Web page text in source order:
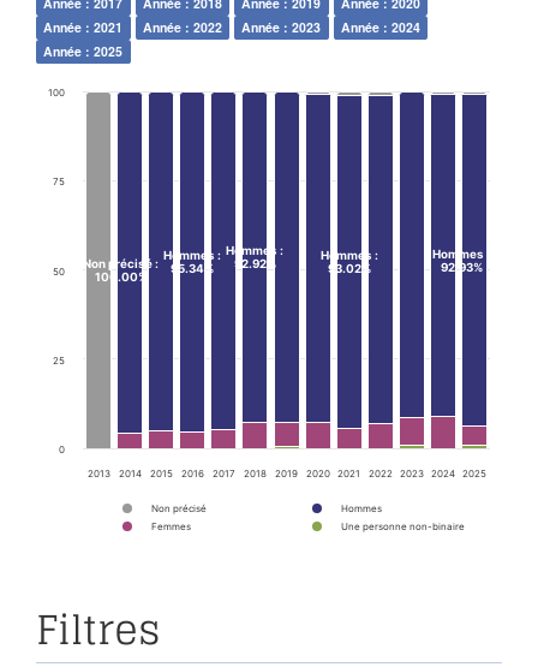
Année : 2021
Année : 2022 Année : 2023
Année : 2024
Année : 2025
Non précisé
Hommes
Femmes
Une personne non-binaire
2013 2014 2015 2016 2017 2018 2019 2020 2021 2022 2023 2024 2025
0
25
50
75
100
Non précisé:
100.00%
Hommes :
95.34%
Hommes :
92.92%
Hommes :
93.02%
Hommes
92.93%
Filtres